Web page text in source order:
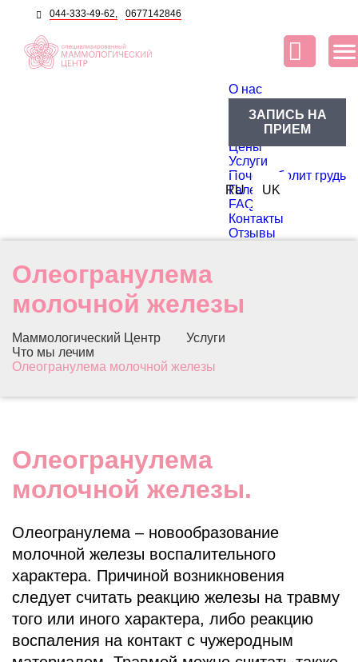
044-333-49-62, 0677142846
O нас
Блог
Доктора
Цены
Услуги
Почему болит грудь
Галерея
FAQ
Контакты
Отзывы
RU UK
ЗАПИСЬ НА
ПРИЕМ
Олеогранулема
молочной железы
Маммологический Центр
Услуги
Что мы лечим
Олеогранулема молочной железы
Олеогранулема
молочной железы.
Олеогранулема – новообразование
молочной железы воспалительного
характера. Причиной возникновения
следует считать реакцию железы на травму
того или иного характера, либо реакцию
воспаления на контакт с чужеродным